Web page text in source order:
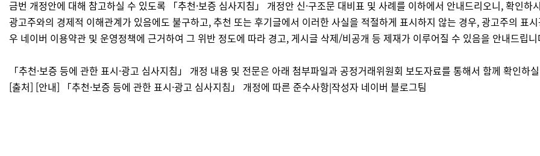
금번 개정안에 대해 참고하실 수 있도록 「추천·보증 심사지침」 개정안 신·구조문 대비표 및 사례를 이하에서 안내드리오니, 확인
광고주와의 경제적 이해관계가 있음에도 불구하고, 추천 또는 후기글에서 이러한 사실을 적절하게 표시하지 않는 경우, 광고주의 표
우 네이버 이용약관 및 운영정책에 근거하여 그 위반 정도에 따라 경고, 게시글 삭제/비공개 등 제재가 이루어질 수 있음을 안내드립
「추천·보증 등에 관한 표시·광고 심사지침」 개정 내용 및 전문은 아래 첨부파일과 공정거래위원회 보도자료를 통해서 함께 확인하
[출처] [안내] 「추천·보증 등에 관한 표시·광고 심사지침」 개정에 따른 준수사항|작성자 네이버 블로그팀